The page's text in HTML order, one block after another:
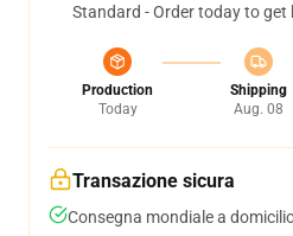
Standard - Order today to get
Production
Today
Shipping
Aug. 08
Transazione sicura
Consegna mondiale a